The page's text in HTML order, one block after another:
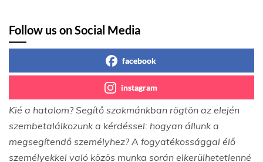
Follow us on Social Media
facebook
instagram
Kié a hatalom? Segítő szakmánkban rögtön az elején
szembetalálkozunk a kérdéssel: hogyan állunk a
megsegítendő személyhez? A fogyatékossággal élő
személyekkel való közös munka során elkerülhetetlenné